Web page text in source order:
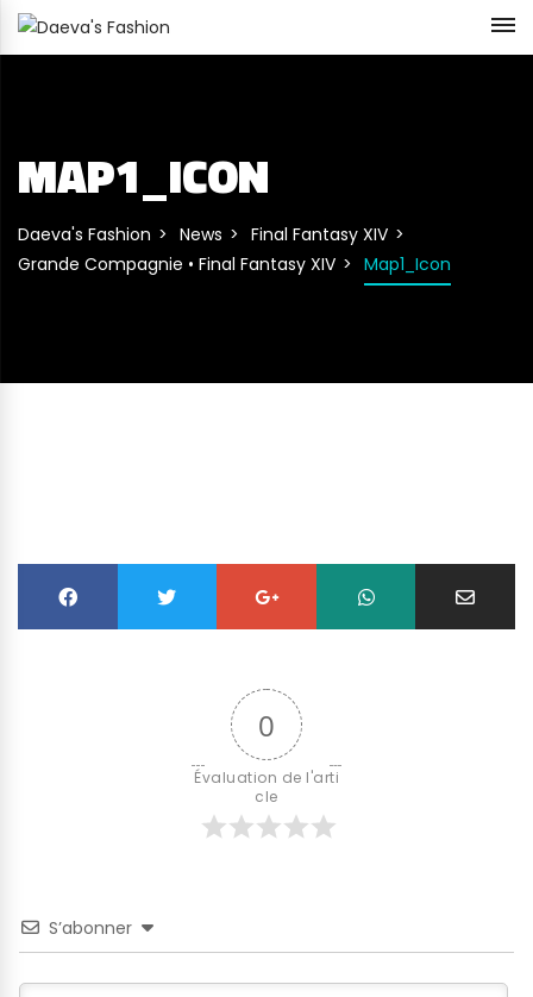
MAP1_ICON
Daeva's Fashion News
Final Fantasy XIV
Grande Compagnie • Final Fantasy XIV
Map1_Icon
0
Évaluation de l'arti
cle
S’abonner